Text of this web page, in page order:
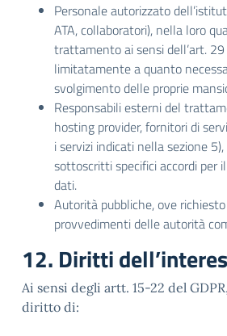
Personale autorizzato
ATA, collaboratori), nella loro
trattamento ai sensi dell’art. 29
limitatamente a quanto
svolgimento delle proprie
Responsabili esterni del
hosting provider, fornitori di
i servizi indicati nella sezione
sottoscritti specifici accordi per
dati.
Autorità pubbliche, ove
provvedimenti delle autorità
12. Diritti
Ai sensi degli artt. 15-22 del
diritto di: